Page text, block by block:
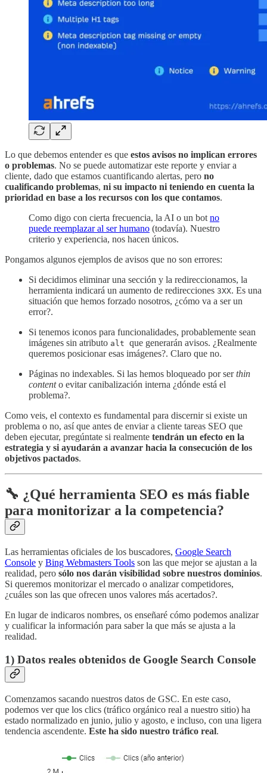
Lo que debemos entender es que estos avisos no implican errores
o problemas. No se puede automatizar este reporte y enviar a
cliente, dado que estamos cuantificando alertas, pero no
cualificando problemas, ni su impacto ni teniendo en cuenta la
prioridad en base a los recursos con los que contamos.
Como digo con cierta frecuencia, la AI o un bot no
puede reemplazar al ser humano (todavía). Nuestro
criterio y experiencia, nos hacen únicos.
Pongamos algunos ejemplos de avisos que no son errores:
Si decidimos eliminar una sección y la redireccionamos, la
herramienta indicará un aumento de redirecciones 3XX. Es una
situación que hemos forzado nosotros, ¿cómo va a ser un
error?.
Si tenemos iconos para funcionalidades, probablemente sean
imágenes sin atributo alt que generarán avisos. ¿Realmente
queremos posicionar esas imágenes?. Claro que no.
Páginas no indexables. Si las hemos bloqueado por serthin
contento evitar canibalización interna ¿dónde está el
problema?.
Como veis, el contexto es fundamental para discernir si existe un
problema o no, así que antes de enviar a cliente tareas SEO que
deben ejecutar, pregúntate si realmente tendrán un efecto en la
estrategia y si ayudarán a avanzar hacia la consecución de los
objetivos pactados.
🔧 ¿Qué herramienta SEO es más fiable
para monitorizar a la competencia?
Las herramientas oficiales de los buscadores, Google Search
Console y Bing Webmasters Tools son las que mejor se ajustan a la
realidad, pero sólo nos darán visibilidad sobre nuestros dominios.
Si queremos monitorizar el mercado o analizar competidores,
¿cuáles son las que ofrecen unos valores más acertados?.
En lugar de indicaros nombres, os enseñaré cómo podemos analizar
y cualificar la información para saber la que más se ajusta a la
realidad.
1) Datos reales obtenidos de Google Search Console
Comenzamos sacando nuestros datos de GSC. En este caso,
podemos ver que los clics (tráfico orgánico real a nuestro sitio) ha
estado normalizado en junio, julio y agosto, e incluso, con una ligera
tendencia ascendente. Este ha sido nuestro tráfico real.